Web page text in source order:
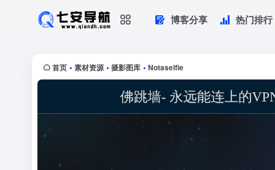
博客分享 热门排行
首页 • 素材资源 • 摄影图库 • Notaselfie